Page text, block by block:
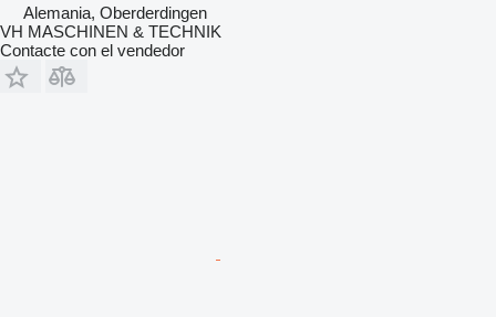
Alemania, Oberderdingen
VH MASCHINEN & TECHNIK
Contacte con el vendedor